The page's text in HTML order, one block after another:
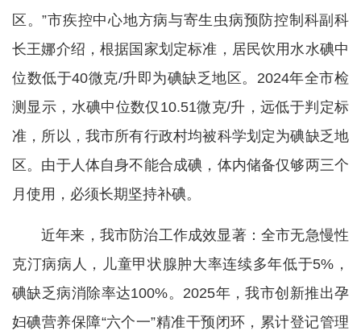
区。”市疾控中心地方病与寄生虫病预防控制科副科
长王娜介绍，根据国家划定标准，居民饮用水水碘中
位数低于40微克/升即为碘缺乏地区。2024年全市检
测显示，水碘中位数仅10.51微克/升，远低于判定标
准，所以，我市所有行政村均被科学划定为碘缺乏地
区。由于人体自身不能合成碘，体内储备仅够两三个
月使用，必须长期坚持补碘。
近年来，我市防治工作成效显著：全市无急慢性
克汀病病人，儿童甲状腺肿大率连续多年低于5%，
碘缺乏病消除率达100%。2025年，我市创新推出孕
妇碘营养保障“六个一”精准干预闭环，累计登记管理